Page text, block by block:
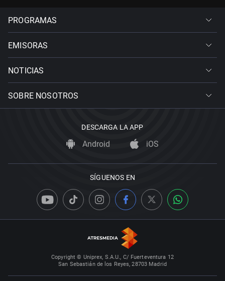
PROGRAMAS
EMISORAS
NOTICIAS
SOBRE NOSOTROS
DESCARGA LA APP
Android iOS
SÍGUENOS EN
Copyright © Uniprex, S.A.U., C/ Fuerteventura 12
San Sebastián de los Reyes, 28703 Madrid